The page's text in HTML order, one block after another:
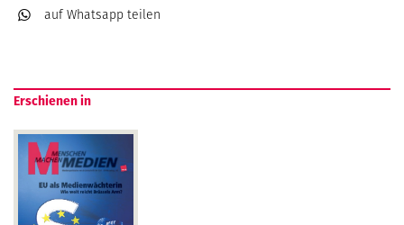
auf Whatsapp teilen
Erschienen in